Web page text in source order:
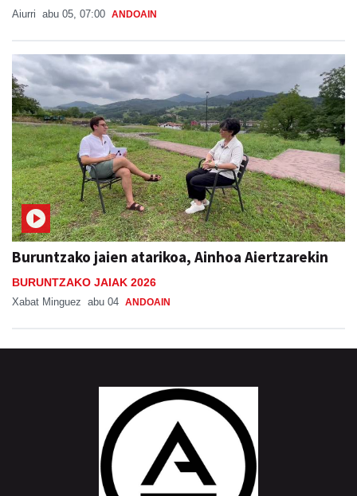
Aiurri abu 05, 07:00 ANDOAIN
Buruntzako jaien atarikoa, Ainhoa Aiertzarekin
BURUNTZAKO JAIAK 2026
Xabat Minguez abu 04 ANDOAIN